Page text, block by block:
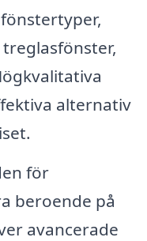
alternativ
för
beroende på
avancerade